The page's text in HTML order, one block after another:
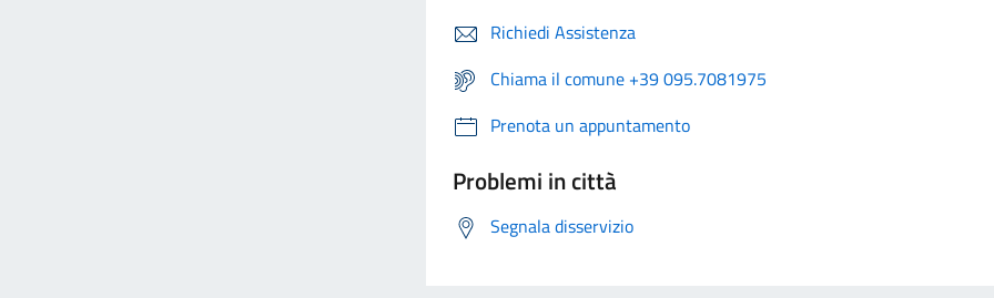
Richiedi Assistenza
Chiama il comune +39 095.7081975
Prenota un appuntamento
Problemi in città
Segnala disservizio